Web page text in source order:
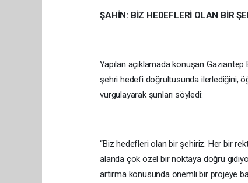
ŞAHİN: BİZ HEDEFLERİ OLAN BİR
Yapılan açıklamada konuşan
şehri hedefi doğrultusunda ilerlediğini,
vurgulayarak şunları söyledi:
“Biz hedefleri olan bir şehiriz. Her bir
alanda çok özel bir noktaya doğru
artırma konusunda önemli bir projeye